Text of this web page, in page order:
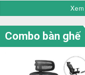
Combo bàn ghế